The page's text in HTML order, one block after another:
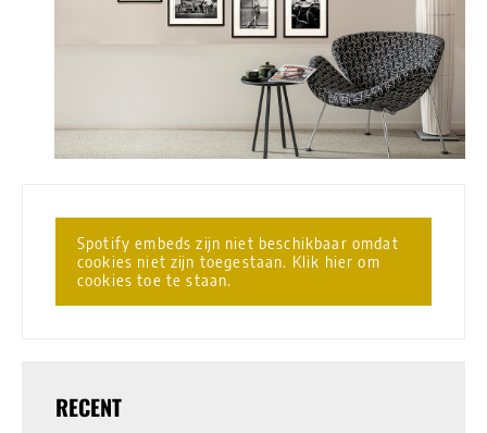
Spotify embeds zijn niet beschikbaar omdat
cookies niet zijn toegestaan. Klik hier om
cookies toe te staan.
RECENT